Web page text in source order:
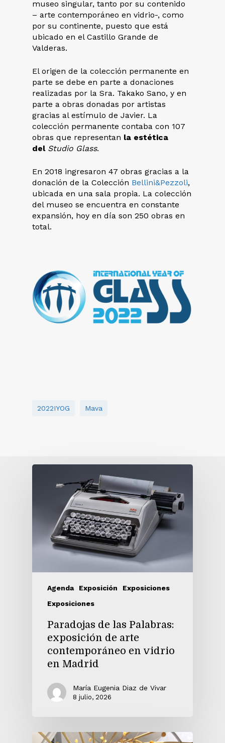
museo singular, tanto por su contenido
– arte contemporáneo en vidrio-, como
por su continente, puesto que está
ubicado en el Castillo Grande de
Valderas.
El origen de la colección permanente en
parte se debe en parte a donaciones
realizadas por la Sra. Takako Sano, y en
parte a obras donadas por artistas
gracias al estímulo de Javier. La
colección permanente contaba con 107
obras que representan la estética
del Studio Glass.
En 2018 ingresaron 47 obras gracias a la
donación de la Colección Bellini&Pezzoli,
ubicada en una sala propia. La colección
del museo se encuentra en constante
expansión, hoy en día son 250 obras en
total.
2022IYOG Mava
Agenda Exposición
Exposiciones
Exposiciones
Paradojas de las Palabras:
exposición de arte
contemporáneo en vidrio
en Madrid
María Eugenia Diaz de Vivar
8 julio, 2026